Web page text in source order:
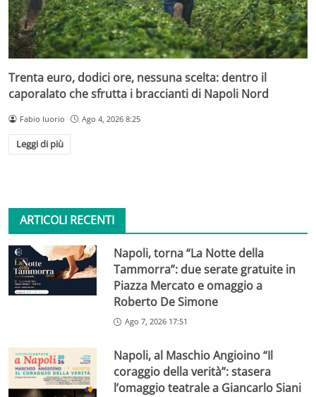
Trenta euro, dodici ore, nessuna scelta: dentro il
caporalato che sfrutta i braccianti di Napoli Nord
Fabio Iuorio Ago 4, 2026 8:25
Leggi di più
ARTICOLI RECENTI
Napoli, torna “La Notte della
Tammorra”: due serate gratuite in
Piazza Mercato e omaggio a
Roberto De Simone
Ago 7, 2026 17:51
Napoli, al Maschio Angioino “Il
coraggio della verità”: stasera
l’omaggio teatrale a Giancarlo Siani